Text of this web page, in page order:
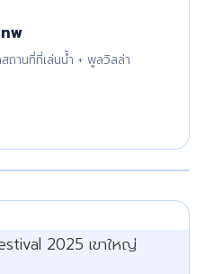
พ
านที่ที่เล่นน้ำ + พูลวิลล่า